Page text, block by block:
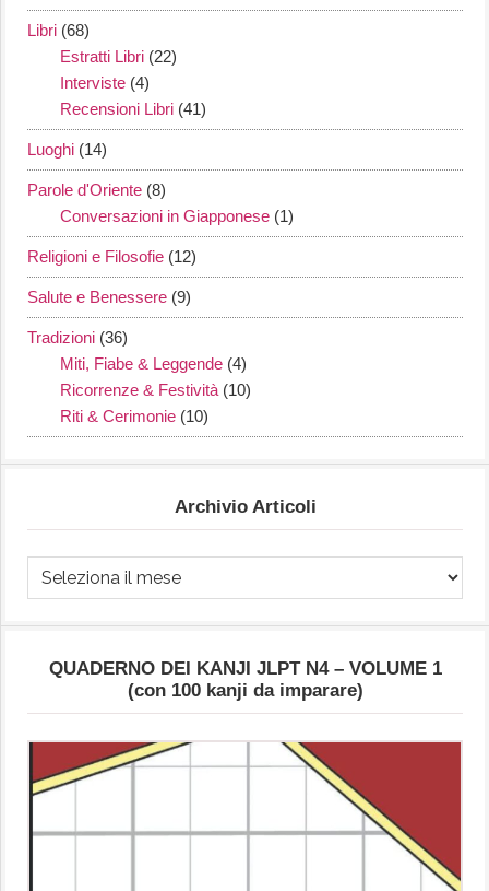
Libri (68)
Estratti Libri (22)
Interviste (4)
Recensioni Libri (41)
Luoghi (14)
Parole d'Oriente (8)
Conversazioni in Giapponese (1)
Religioni e Filosofie (12)
Salute e Benessere (9)
Tradizioni (36)
Miti, Fiabe & Leggende (4)
Ricorrenze & Festività (10)
Riti & Cerimonie (10)
Archivio Articoli
Archivio
Articoli
QUADERNO DEI KANJI JLPT N4 – VOLUME 1
(con 100 kanji da imparare)